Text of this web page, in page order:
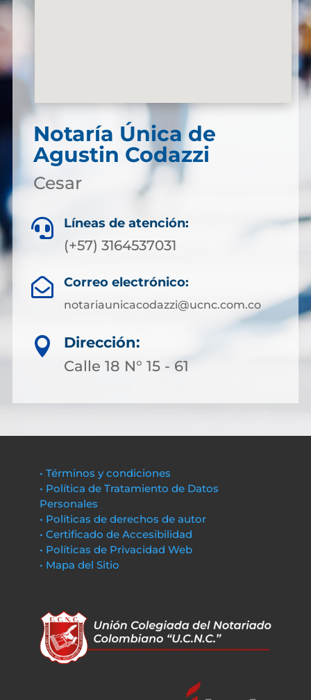
Notaría Única de
Agustin Codazzi
Cesar
 Líneas de atención:
(+57) 3164537031
 Correo electrónico:
notariaunicacodazzi@ucnc.com.co

Dirección:
Calle 18 N° 15 - 61
• Términos y condiciones
• Política de Tratamiento de Datos
Personales
• Políticas de derechos de autor
• Certificado de Accesibilidad
• Políticas de Privacidad Web
• Mapa del Sitio